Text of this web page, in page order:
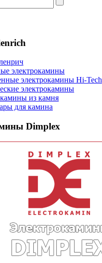
электрокамины
электрокамины Hi-Tech
электрокамины
из камня
для камина
Dimplex